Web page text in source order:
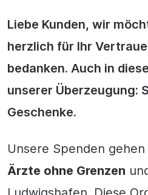
Liebe Kunden, wir
herzlich für Ihr
bedanken. Auch in
unserer Überzeugung:
Geschenke.
Unsere Spenden
Ärzte ohne Grenzen